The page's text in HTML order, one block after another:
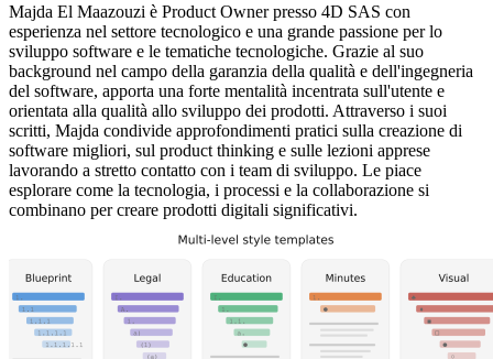
Majda El Maazouzi è Product Owner presso 4D SAS con
esperienza nel settore tecnologico e una grande passione per lo
sviluppo software e le tematiche tecnologiche. Grazie al suo
background nel campo della garanzia della qualità e dell'ingegneria
del software, apporta una forte mentalità incentrata sull'utente e
orientata alla qualità allo sviluppo dei prodotti. Attraverso i suoi
scritti, Majda condivide approfondimenti pratici sulla creazione di
software migliori, sul product thinking e sulle lezioni apprese
lavorando a stretto contatto con i team di sviluppo. Le piace
esplorare come la tecnologia, i processi e la collaborazione si
combinano per creare prodotti digitali significativi.